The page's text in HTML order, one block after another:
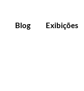
Blog Exibições